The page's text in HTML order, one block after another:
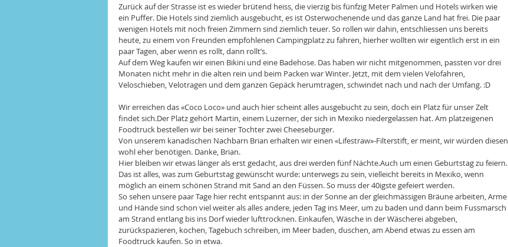
Zurück auf der Strasse ist es wieder brütend heiss, die vierzig bis fünfzig Meter Palmen und Hotels wirken wie
ein Puffer. Die Hotels sind ziemlich ausgebucht, es ist Osterwochenende und das ganze Land hat frei. Die paar
wenigen Hotels mit noch freien Zimmern sind ziemlich teuer. So rollen wir dahin, entschliessen uns bereits
heute, zu einem von Freunden empfohlenen Campingplatz zu fahren, hierher wollten wir eigentlich erst in ein
paar Tagen, aber wenn es rollt, dann rollt’s.
Auf dem Weg kaufen wir einen Bikini und eine Badehose. Das haben wir nicht mitgenommen, passten vor drei
Monaten nicht mehr in die alten rein und beim Packen war Winter. Jetzt, mit dem vielen Velofahren,
Veloschieben, Velotragen und dem ganzen Gepäck herumtragen, schwindet nach und nach der Umfang. :D
Wir erreichen das «Coco Loco» und auch hier scheint alles ausgebucht zu sein, doch ein Platz für unser Zelt
findet sich.Der Platz gehört Martin, einem Luzerner, der sich in Mexiko niedergelassen hat. Am platzeigenen
Foodtruck bestellen wir bei seiner Tochter zwei Cheeseburger.
Von unserem kanadischen Nachbarn Brian erhalten wir einen «Lifestraw»-Filterstift, er meint, wir würden diesen
wohl eher benötigen. Danke, Brian.
Hier bleiben wir etwas länger als erst gedacht, aus drei werden fünf Nächte.Auch um einen Geburtstag zu feiern.
Das ist alles, was zum Geburtstag gewünscht wurde: unterwegs zu sein, vielleicht bereits in Mexiko, wenn
möglich an einem schönen Strand mit Sand an den Füssen. So muss der 40igste gefeiert werden.
So sehen unsere paar Tage hier recht entspannt aus: in der Sonne an der gleichmässigen Bräune arbeiten, Arme
und Hände sind schon viel weiter als alles andere, jeden Tag ins Meer, um zu baden und dann beim Fussmarsch
am Strand entlang bis ins Dorf wieder lufttrocknen. Einkaufen, Wäsche in der Wäscherei abgeben,
zurückspazieren, kochen, Tagebuch schreiben, im Meer baden, duschen, am Abend etwas zu essen am
Foodtruck kaufen. So in etwa.